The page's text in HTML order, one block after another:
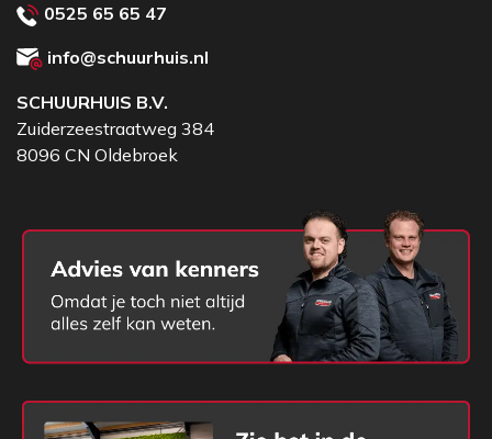
0525 65 65 47
info@schuurhuis.nl
SCHUURHUIS B.V.
Zuiderzeestraatweg 384
8096 CN Oldebroek